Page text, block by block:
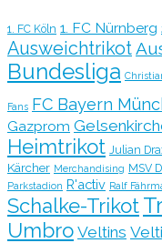
1. FC Köln 1. FC Nürnberg
Ausweichtrikot
Bundesliga
Fans FC Bayern
Gazprom
Heimtrikot Julian
Kärcher Merchandising MSV
Parkstadion R'activ Ralf
Schalke-Trikot
Umbro Veltins